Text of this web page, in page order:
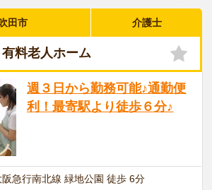
田市 介護士
有料老人ホーム
週３日から勤務可能♪通勤便
利！最寄駅より徒歩６分♪
阪急行南北線 緑地公園 徒歩 6分